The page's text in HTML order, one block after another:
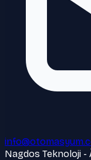
Nagdos Teknoloji -